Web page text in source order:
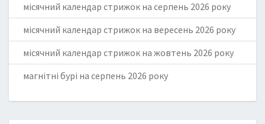
місячний календар стрижок на серпень 2026 року
місячний календар стрижок на вересень 2026 року
місячний календар стрижок на жовтень 2026 року
магнітні бурі на серпень 2026 року